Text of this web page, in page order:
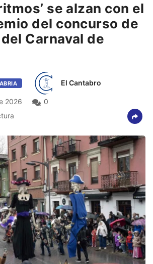
se alzan con el
del concurso de
Carnaval de
El Cantabro
2026
0